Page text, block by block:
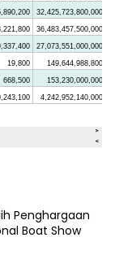
Boat Show